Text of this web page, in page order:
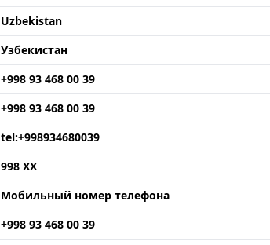
Uzbekistan
Узбекистан
+998 93 468 00 39
+998 93 468 00 39
tel:+998934680039
998 XX
Мобильный номер телефона
+998 93 468 00 39